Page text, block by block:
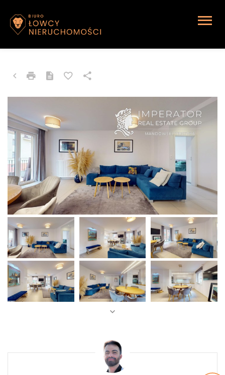
Katowice, Brynów